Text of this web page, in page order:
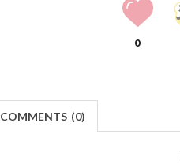
0
COMMENTS (0)